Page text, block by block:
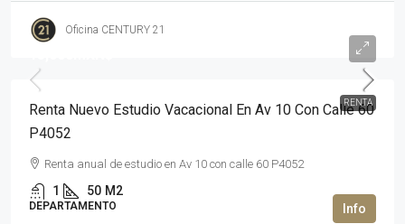
Oficina CENTURY 21
RENTA
Renta Nuevo Estudio Vacacional En Av 10 Con Calle 60
P4052
Renta anual de estudio en Av 10 con calle 60 P4052
1 50 M2
DEPARTAMENTO